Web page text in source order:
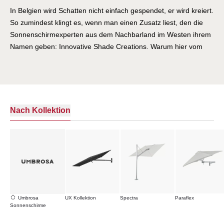
In Belgien wird Schatten nicht einfach gespendet, er wird kreiert.
So zumindest klingt es, wenn man einen Zusatz liest, den die
Sonnenschirmexperten aus dem Nachbarland im Westen ihrem
Namen geben: Innovative Shade Creations. Warum hier vom
durchaus kleine Kunstwerke. Innovativ sind sie, wie
angenehm und inspirierend wirken. Bei diesen Schirmen fällt es
schwer, seinen Blick abzuwenden. Sie wissen das Auge des
Betrachters gekonnt auf sich zu ziehen. So zum Beispiel der
wunderbare Eclipse-Schirm, der scheinbar schwerelos über den
Nach Kollektion
Umbrosa
Sonnenschirme
UX Kollektion Spectra Paraflex